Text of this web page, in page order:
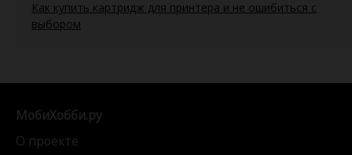
Как купить картридж для принтера и не ошибиться с
выбором
МобиХобби.ру
О проекте